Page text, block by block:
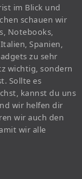
im Blick und
schauen wir
Notebooks,
Spanien,
zu sehr
wichtig, sondern
Sollte es
kannst du uns
wir helfen dir
wir auch den
wir alle